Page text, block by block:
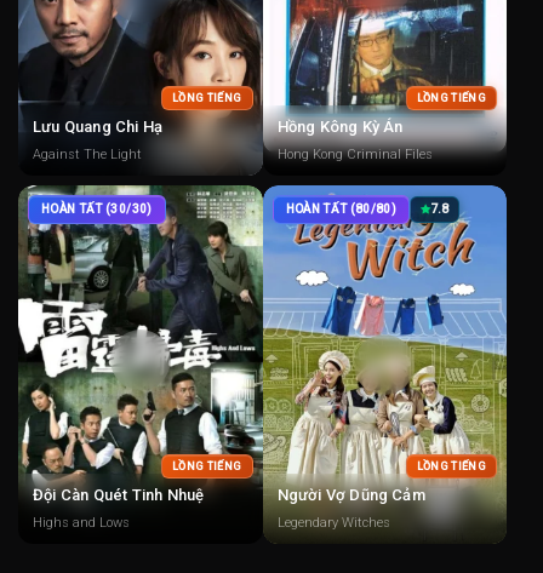
LỒNG TIẾNG
Lưu Quang Chi Hạ
Against The Light
LỒNG TIẾNG
Hồng Kông Kỳ Án
Hong Kong Criminal Files
HOÀN TẤT (30/30)
LỒNG TIẾNG
Đội Càn Quét Tinh Nhuệ
Highs and Lows
HOÀN TẤT (80/80) 7.8
LỒNG TIẾNG
Người Vợ Dũng Cảm
Legendary Witches